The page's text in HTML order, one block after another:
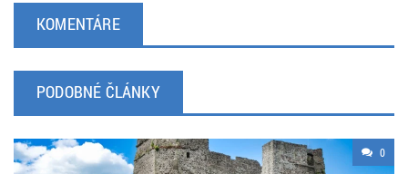
KOMENTÁRE
PODOBNÉ ČLÁNKY
0